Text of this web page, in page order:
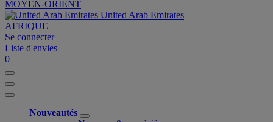
MOYEN-ORIENT
United Arab Emirates
AFRIQUE
Se connecter
Liste d'envies
0
Nouveautés